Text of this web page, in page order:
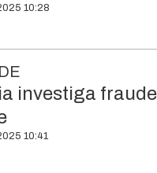
10:28
investiga
10:41